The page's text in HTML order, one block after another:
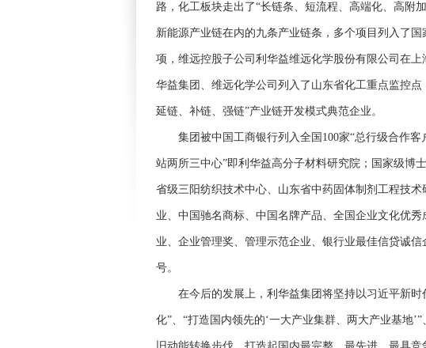
路，化工板块走出了“长链条、短流程、高端化、高附
新能源产业链在内的九条产业链条，多个项目列入了
项，维远控股子公司利华益维远化学股份有限公司在
华益集团、维远化学公司列入了山东省化工重点监控点
延链、补链、强链”产业链开发模式典范企业。
集团被中国工商银行列入全国100家“总行级合作客
站两所三中心”即利华益高分子材料研究院；国家级博
省级三阳纺织技术中心、山东省中药固体制剂工程技
业、中国驰名商标、中国名牌产品、全国企业文化优
业、企业管理奖、管理示范企业、银行业最佳信贷诚
号。
在今后的发展上，利华益集团将坚持以习近平新时
化”、“打造国内领先的‘一大产业集群、两大产业基地